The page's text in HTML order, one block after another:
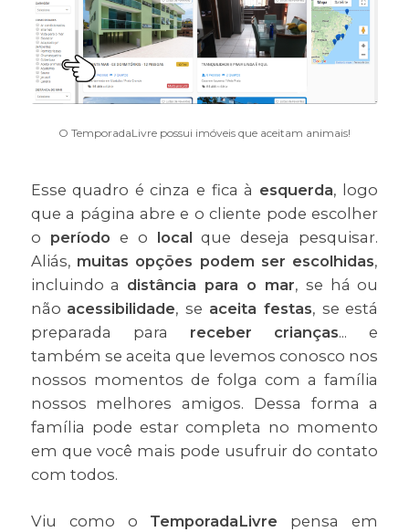
O TemporadaLivre possui imóveis que aceitam animais!
Esse quadro é cinza e fica à esquerda, logo
que a página abre e o cliente pode escolher
o período e o local que deseja pesquisar.
Aliás, muitas opções podem ser escolhidas,
incluindo a distância para o mar, se há ou
não acessibilidade, se aceita festas, se está
preparada para receber crianças... e
também se aceita que levemos conosco nos
nossos momentos de folga com a família
nossos melhores amigos. Dessa forma a
família pode estar completa no momento
em que você mais pode usufruir do contato
com todos.
Viu como o TemporadaLivre pensa em